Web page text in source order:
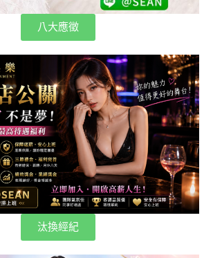
八大應徵
汰換經紀